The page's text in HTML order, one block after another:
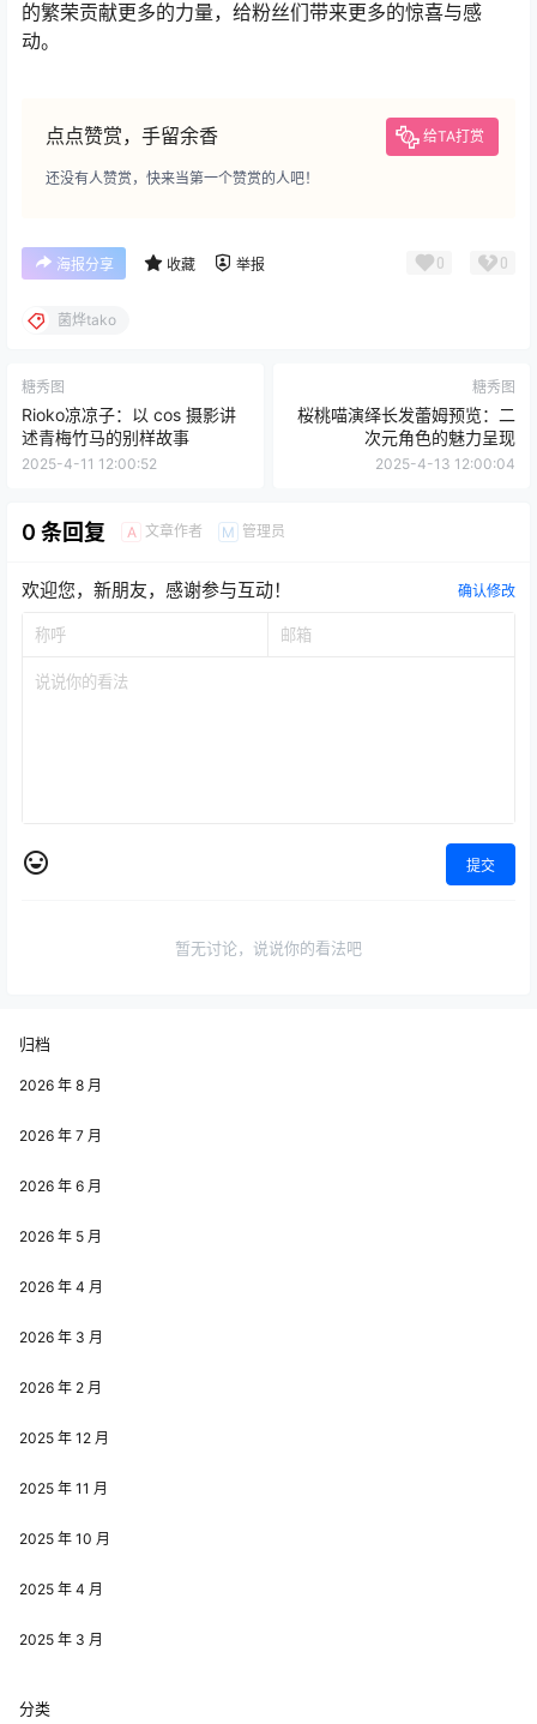
的繁荣贡献更多的力量，给粉丝们带来更多的惊喜与感
动。
点点赞赏，手留余香 给TA打赏
还没有人赞赏，快来当第一个赞赏的人吧！
海报分享 收藏 举报 0 0
菌烨tako
糖秀图
Rioko凉凉子：以 cos 摄影讲
述青梅竹马的别样故事
2025-4-11 12:00:52
糖秀图
桜桃喵演绎长发蕾姆预览：二
次元角色的魅力呈现
2025-4-13 12:00:04
0 条回复 A 文章作者 M 管理员
欢迎您，新朋友，感谢参与互动！ 确认修改
提交
暂无讨论，说说你的看法吧
归档
2026 年 8 月
2026 年 7 月
2026 年 6 月
2026 年 5 月
2026 年 4 月
2026 年 3 月
2026 年 2 月
2025 年 12 月
2025 年 11 月
2025 年 10 月
2025 年 4 月
2025 年 3 月
分类